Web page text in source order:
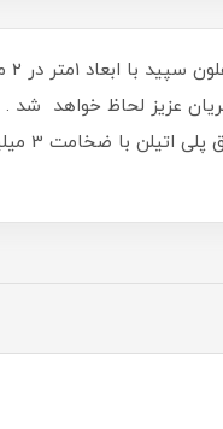
عزیز لحاظ خواهد